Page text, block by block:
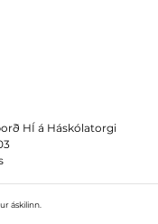
HÍ á Háskólatorgi
áskilinn.